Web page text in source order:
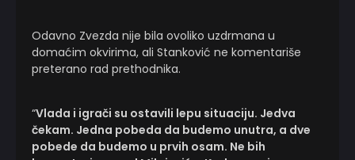
Odavno Zvezda nije bila ovoliko uzdrmana u
domaćim okvirima, ali Stanković ne komentariše
preterano rad prethodnika.
“Vlada i igrači su ostavili lepu situaciju. Jedva
čekam. Jedna pobeda da budemo unutra, a dve
pobede da budemo u prvih osam. Ne bih